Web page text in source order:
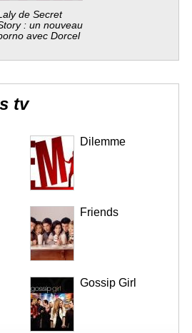
de Secret
: un nouveau
avec Dorcel
tv
Dilemme
Friends
Gossip Girl